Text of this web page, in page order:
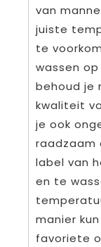
van
juiste
te
wassen
behoud je
kwaliteit
je ook
raadzaam
label van
en te
manier
favoriete